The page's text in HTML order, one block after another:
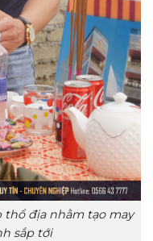
địa nhằm tạo may
sắp tới